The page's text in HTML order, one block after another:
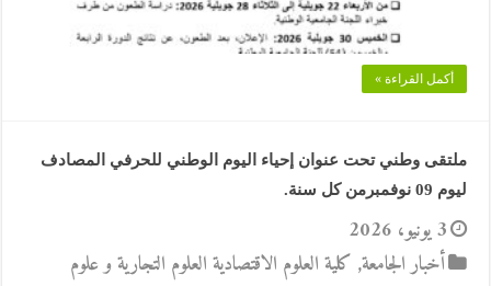
أكمل القراءة »
ملتقى وطني تحت عنوان إحياء اليوم الوطني للحرفي المصادف
ليوم 09 نوفمبرمن كل سنة.
3 يونيو، 2026
أخبار الجامعة, كلية العلوم الاقتصادية العلوم التجارية و علوم